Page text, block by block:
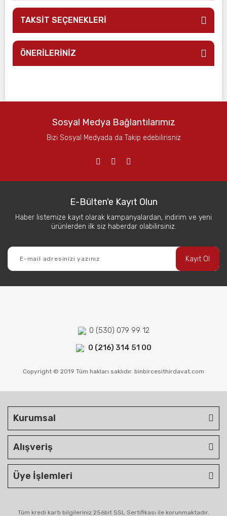
TAKSİT SEÇENEKLERİ
ÖNERİLERİNİZ
Sosyal Medya Bağlantılarımız
Bizi Sosyal Medyada da Takip edebilirisniz
E-Bülten'e Kayıt Olun
Haber listemize kayıt olarak kampanyalardan, indirim ve yeni
ürünlerden ilk siz haberdar olabilirsiniz.
Kayıt Ol
0 (530) 079 99 12
0 (216) 314 51 00
Copyright © 2019 Tüm hakları saklıdır. binbircesithirdavat.com
Kurumsal
Alışveriş
Üye İşlemleri
Tüm kredi kartı bilgileriniz 256bit SSL Sertifikası ile korunmaktadır.